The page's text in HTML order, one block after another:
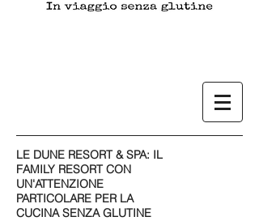
LE DUNE RESORT & SPA: IL
FAMILY RESORT CON
UN'ATTENZIONE
PARTICOLARE PER LA
CUCINA SENZA GLUTINE